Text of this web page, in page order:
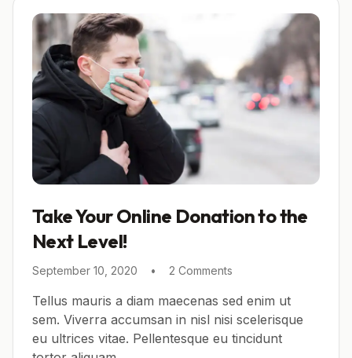
Take Your Online Donation to the
Next Level!
September 10, 2020 • 2 Comments
Tellus mauris a diam maecenas sed enim ut
sem. Viverra accumsan in nisl nisi scelerisque
eu ultrices vitae. Pellentesque eu tincidunt